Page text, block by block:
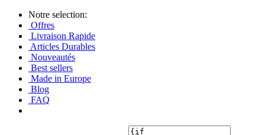
Notre selection:
Offres
Livraison Rapide
Articles Durables
Nouveautés
Best sellers
Made in Europe
Blog
FAQ